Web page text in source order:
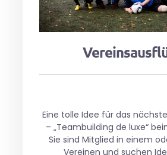
Eine tolle Idee für das
– „Teambuilding de luxe“
Sie sind Mitglied in einem
Vereinen und suchen